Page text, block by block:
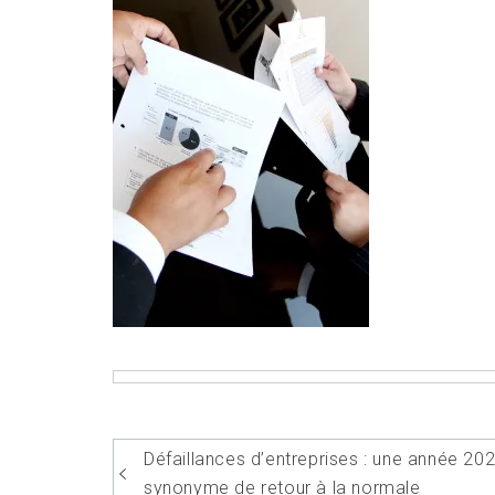
Navigation
Défaillances d’entreprises : une année
synonyme de retour à la normale